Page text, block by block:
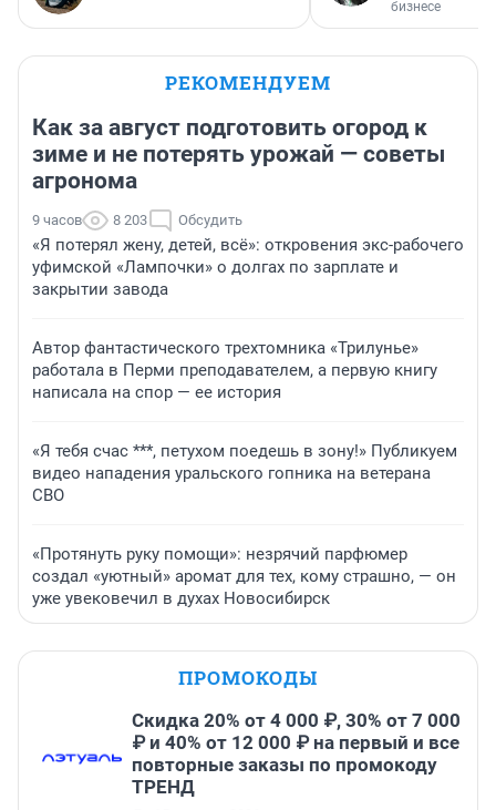
бизнесе
РЕКОМЕНДУЕМ
Как за август подготовить огород к
зиме и не потерять урожай — советы
агронома
9 часов 8 203 Обсудить
«Я потерял жену, детей, всё»: откровения экс-рабочего
уфимской «Лампочки» о долгах по зарплате и
закрытии завода
Автор фантастического трехтомника «Трилунье»
работала в Перми преподавателем, а первую книгу
написала на спор — ее история
«Я тебя счас ***, петухом поедешь в зону!» Публикуем
видео нападения уральского гопника на ветерана
СВО
«Протянуть руку помощи»: незрячий парфюмер
создал «уютный» аромат для тех, кому страшно, — он
уже увековечил в духах Новосибирск
ПРОМОКОДЫ
Скидка 20% от 4 000 ₽, 30% от 7 000
₽ и 40% от 12 000 ₽ на первый и все
повторные заказы по промокоду
ТРЕНД